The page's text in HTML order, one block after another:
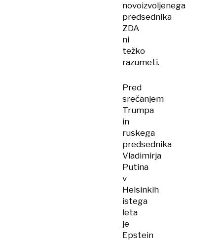
novoizvoljenega
predsednika
ZDA
ni
težko
razumeti.
Pred
srečanjem
Trumpa
in
ruskega
predsednika
Vladimirja
Putina
v
Helsinkih
istega
leta
je
Epstein